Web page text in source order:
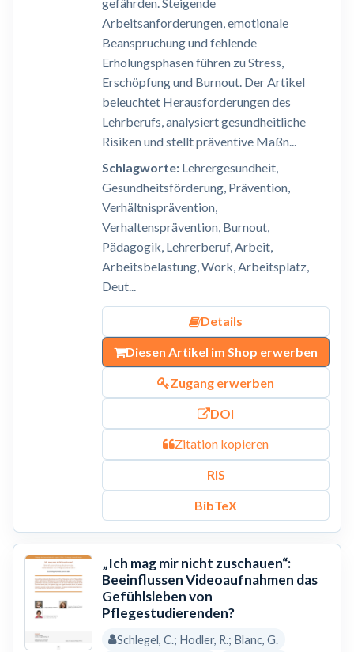
Arbeitsanforderungen, emotionale
Beanspruchung und fehlende
Erholungsphasen führen zu Stress,
Erschöpfung und Burnout. Der Artikel
beleuchtet Herausforderungen des
Lehrberufs, analysiert gesundheitliche
Risiken und stellt präventive Maßn...
Schlagworte:Lehrergesundheit,
Gesundheitsförderung, Prävention,
Verhältnisprävention,
Verhaltensprävention, Burnout,
Pädagogik, Lehrerberuf, Arbeit,
Arbeitsbelastung, Work, Arbeitsplatz,
Deut...
Details
Diesen Artikel im Shop erwerben
Zugang erwerben
DOI
Zitation kopieren
RIS
BibTeX
„Ich mag mir nicht zuschauen“:
Beeinflussen Videoaufnahmen das
Gefühlsleben von
Pflegestudierenden?
Schlegel, C.; Hodler, R.; Blanc, G.